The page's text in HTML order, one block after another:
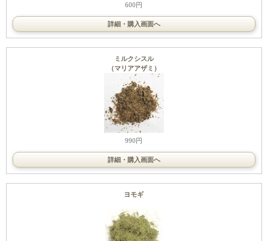
600円
詳細・購入画面へ
ミルクシスル
（マリアアザミ）
990円
詳細・購入画面へ
ヨモギ